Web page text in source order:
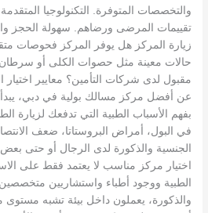
والتخصصات المتوفرة. التكنولوجيا
تقييمات المرضى ورضاهم. سهولة الحجز
زيارة المركز هل يوفر المركز فحوصات
حالات معينة مثل حصوات الكلى أو سرطان
مقبول لدى شركات التأمين؟ معايير اختيار
عن أفضل مركز مسالك بولية في دبي، يبدأ
بفهم الأسباب الطبية التي تدفعك لزيارة
في البول، أمراض البروستاتا، ضعف
الجنسية والذكورة لدى الرجال أو حتى بعض
اختيار مركز مناسب لا يعتمد فقط على
الطبية ووجود أطباء واستشاريين
والذكورة، يعملون داخل بيئة تشبه